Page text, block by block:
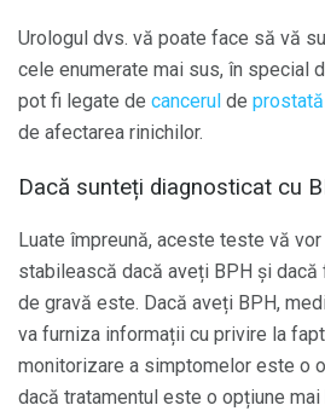
Urologul dvs. vă poate face să vă
cele enumerate mai sus, în special
pot fi legate de cancerul de prostată
de afectarea rinichilor.
Dacă sunteți diagnosticat cu
Luate împreună, aceste teste vă
stabilească dacă aveți BPH și
de gravă este. Dacă aveți BPH,
va furniza informații cu privire la
monitorizare a simptomelor este o
dacă tratamentul este o opțiune mai